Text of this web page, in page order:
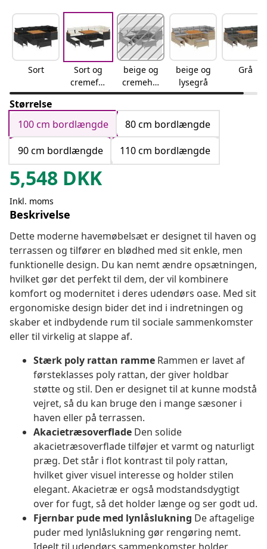
Sort
Sort og
cremefar
vet
beige og
cremehvi
d
beige og
lysegrå
Grå
Størrelse
100 cm bordlængde
80 cm bordlængde
90 cm bordlængde
110 cm bordlængde
5,548 DKK
Inkl. moms
Beskrivelse
Dette moderne havemøbelsæt er designet til haven og
terrassen og tilfører en blødhed med sit enkle, men
funktionelle design. Du kan nemt ændre opsætningen,
hvilket gør det perfekt til dem, der vil kombinere
komfort og modernitet i deres udendørs oase. Med sit
ergonomiske design bider det ind i indretningen og
skaber et indbydende rum til sociale sammenkomster
eller til virkelig at slappe af.
Stærk poly rattan ramme Rammen er lavet af
førsteklasses poly rattan, der giver holdbar
støtte og stil. Den er designet til at kunne modstå
vejret, så du kan bruge den i mange sæsoner i
haven eller på terrassen.
Akacietræsoverflade Den solide
akacietræsoverflade tilføjer et varmt og naturligt
præg. Det står i flot kontrast til poly rattan,
hvilket giver visuel interesse og holder stilen
elegant. Akacietræ er også modstandsdygtigt
over for fugt, så det holder længe og ser godt ud.
Fjernbar pude med lynlåslukning De aftagelige
puder med lynlåslukning gør rengøring nemt.